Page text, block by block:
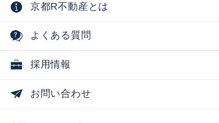
京都R不動産とは
よくある質問
採用情報
お問い合わせ